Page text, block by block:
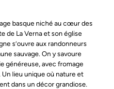
basque niché au cœur des
de La Verna et son église
s’ouvre aux randonneurs
sauvage. On y savoure
généreuse, avec fromage
lieu unique où nature et
dans un décor grandiose.